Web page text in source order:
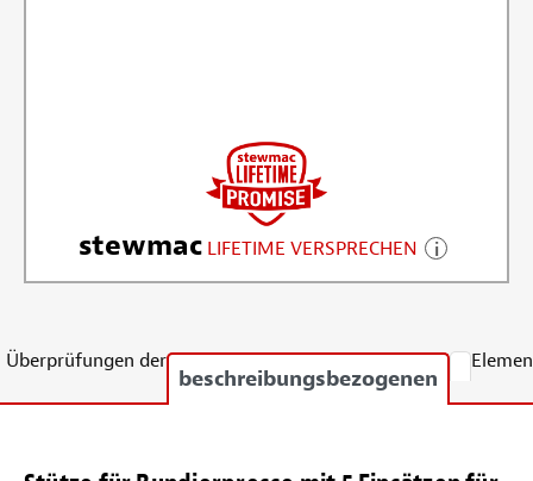
stewmac LIFETIME VERSPRECHEN
Überprüfungen der
beschreibungsbezogenen